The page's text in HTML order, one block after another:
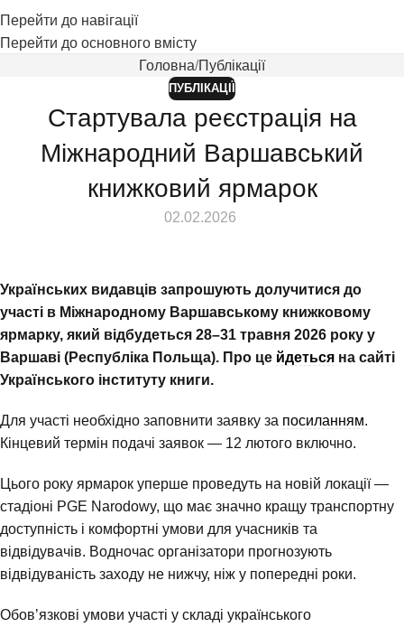
Перейти до навігації
Перейти до основного вмісту
Головна Публікації
ПУБЛІКАЦІЇ
Стартувала реєстрація на
Міжнародний Варшавський
книжковий ярмарок
⠀ 02.02.2026
Українських видавців запрошують долучитися до
участі в Міжнародному Варшавському книжковому
ярмарку, який відбудеться 28–31 травня 2026 року у
Варшаві (Республіка Польща). Про це йдеться на сайті
Українського інституту книги.
Для участі необхідно заповнити заявку за посиланням.
Кінцевий термін подачі заявок — 12 лютого включно.
Цього року ярмарок уперше проведуть на новій локації —
стадіоні PGE Narodowy, що має значно кращу транспортну
доступність і комфортні умови для учасників та
відвідувачів. Водночас організатори прогнозують
відвідуваність заходу не нижчу, ніж у попередні роки.
Обовʼязкові умови участі у складі українського